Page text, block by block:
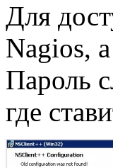
Для
Nagios,
Пароль
где